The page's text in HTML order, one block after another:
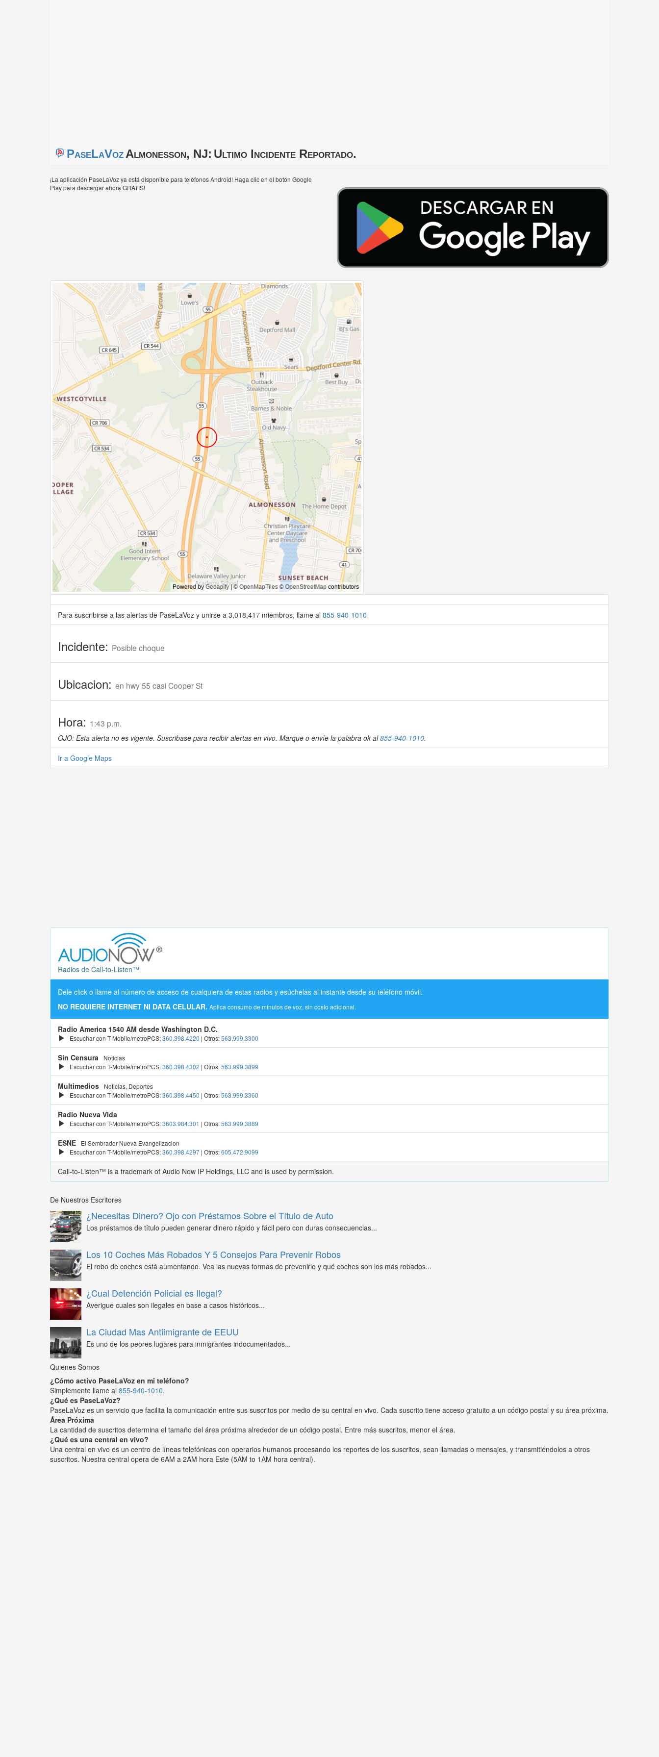
PaseLaVozAlmonesson, NJ: Ultimo Incidente Reportado.
¡La aplicación PaseLaVoz ya está disponible para teléfonos Android! Haga clic en el botón Google
Play para descargar ahora GRATIS!
Para suscribirse a las alertas de PaseLaVoz y unirse a 3,018,417 miembros, llame al 855-940-1010
Incidente: Posible choque
Ubicacion: en hwy 55 casi Cooper St
Hora: 1:43 p.m.
OJO: Esta alerta no es vigente. Suscribase para recibir alertas en vivo. Marque o envíe la palabra ok al855-940-1010.
Ir a Google Maps
Radios de Call-to-Listen™
Dele click o llame al número de acceso de cualquiera de estas radios y esúchelas al instante desde su teléfono móvil.
NO REQUIERE INTERNET NI DATA CELULAR. Aplica consumo de minutos de voz, sin costo adicional.
Radio America 1540 AM desde Washington D.C.
Escuchar con T-Mobile/metroPCS:360.398.4220 | Otros:563.999.3300
Sin Censura
Noticias
Escuchar con T-Mobile/metroPCS:360.398.4302 | Otros:563.999.3899
Multimedios
Noticias, Deportes
Escuchar con T-Mobile/metroPCS:360.398.4450 | Otros:563.999.3360
Radio Nueva Vida
Escuchar con T-Mobile/metroPCS:3603.984.301 | Otros:563.999.3889
ESNE
El Sembrador Nueva Evangelizacion
Escuchar con T-Mobile/metroPCS:360.398.4297 | Otros:605.472.9099
Call-to-Listen™ is a trademark of Audio Now IP Holdings, LLC and is used by permission.
De Nuestros Escritores
¿Necesitas Dinero? Ojo con Préstamos Sobre el Título de Auto
Los préstamos de título pueden generar dinero rápido y fácil pero con duras consecuencias...
Los 10 Coches Más Robados Y 5 Consejos Para Prevenir Robos
El robo de coches está aumentando. Vea las nuevas formas de prevenirlo y qué coches son los más robados...
¿Cual Detención Policial es Ilegal?
Averigue cuales son ilegales en base a casos históricos...
La Ciudad Mas Antiimigrante de EEUU
Es uno de los peores lugares para inmigrantes indocumentados...
Quienes Somos
¿Cómo activo PaseLaVoz en mi teléfono?
Simplemente llame al 855-940-1010.
¿Qué es PaseLaVoz?
PaseLaVoz es un servicio que facilita la comunicación entre sus suscritos por medio de su central en vivo. Cada suscrito tiene acceso gratuito a un código postal y su área próxima.
Área Próxima
La cantidad de suscritos determina el tamaño del área próxima alrededor de un código postal. Entre más suscritos, menor el área.
¿Qué es una central en vivo?
Una central en vivo es un centro de líneas telefónicas con operarios humanos procesando los reportes de los suscritos, sean llamadas o mensajes, y transmitiéndolos a otros
suscritos. Nuestra central opera de 6AM a 2AM hora Este (5AM to 1AM hora central).